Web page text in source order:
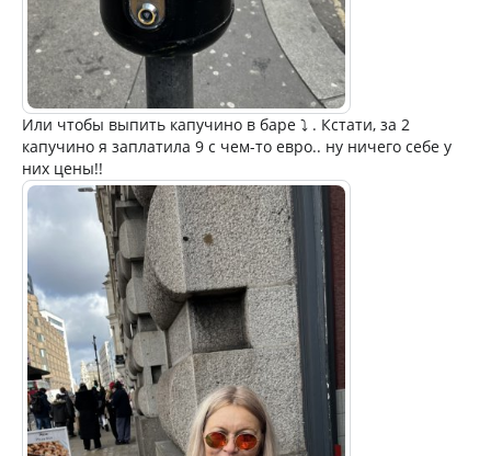
Или чтобы выпить капучино в баре ⤵️ . Кстати, за 2
капучино я заплатила 9 с чем-то евро.. ну ничего себе у
них цены!!